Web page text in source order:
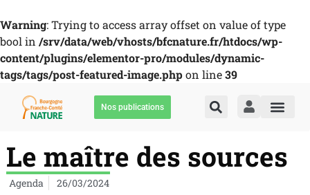
Warning: Trying to access array offset on value of type
bool in /srv/data/web/vhosts/bfcnature.fr/htdocs/wp-
content/plugins/elementor-pro/modules/dynamic-
tags/tags/post-featured-image.phpon line39
Nos publications
Le maître des sources
Agenda 26/03/2024